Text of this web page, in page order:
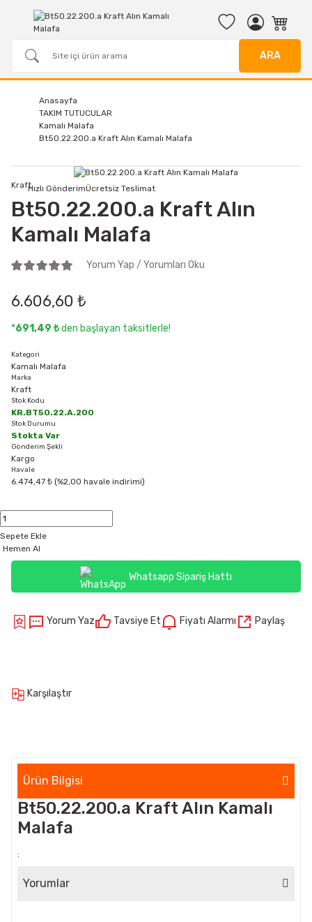
ARA
Anasayfa
TAKIM TUTUCULAR
Kamalı Malafa
Bt50.22.200.a Kraft Alın Kamalı Malafa
Hızlı GönderimÜcretsiz Teslimat
Kraft
Bt50.22.200.a Kraft Alın
Kamalı Malafa
Yorum Yap / Yorumları Oku
6.606,60 ₺
*691,49 ₺den başlayan taksitlerle!
Kategori
Kamalı Malafa
Marka
Kraft
Stok Kodu
KR.BT50.22.A.200
Stok Durumu
Stokta Var
Gönderim Şekli
Kargo
Havale
6.474,47 ₺ (%2,00 havale indirimi)
Sepete Ekle
Hemen Al
Whatsapp Sipariş Hattı
Yorum Yaz Tavsiye Et Fiyatı Alarmı Paylaş
Karşılaştır
Ürün Bilgisi
Bt50.22.200.a Kraft Alın Kamalı
Malafa
:
Yorumlar